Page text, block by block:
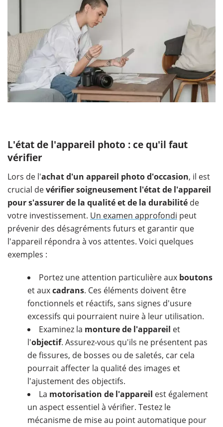
L'état de l'appareil photo : ce qu'il faut
vérifier
Lors de l'achat d'un appareil photo d'occasion, il est
crucial devérifier soigneusement l'état de l'appareil
pour s'assurer de la qualité et de la durabilité de
votre investissement. Un examen approfondi peut
prévenir des désagréments futurs et garantir que
l'appareil répondra à vos attentes. Voici quelques
exemples :
Portez une attention particulière aux boutons
et auxcadrans. Ces éléments doivent être
fonctionnels et réactifs, sans signes d'usure
excessifs qui pourraient nuire à leur utilisation.
Examinez la monture de l'appareil et
l'objectif. Assurez-vous qu'ils ne présentent pas
de fissures, de bosses ou de saletés, car cela
pourrait affecter la qualité des images et
l'ajustement des objectifs.
La motorisation de l'appareil est également
un aspect essentiel à vérifier. Testez le
mécanisme de mise au point automatique pour